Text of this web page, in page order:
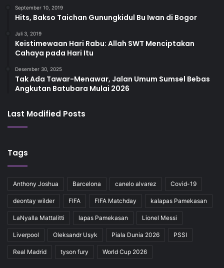
September 10, 2019
Hits, Bakso Taichan Gunungkidul Bu Iwan di Bogor
Juli 3, 2019
Keistimewaan Hari Rabu: Allah SWT Menciptakan
Cahaya pada Hari Itu
Desember 30, 2025
Tak Ada Tawar-Menawar, Jalan Umum Sumsel Bebas
Angkutan Batubara Mulai 2026
Last Modified Posts
Tags
Anthony Joshua Barcelona canelo alvarez Covid-19
deontay wilder FIFA FIFA Matchday kalapas Pamekasan
LaNyalla Mattalitti lapas Pamekasan Lionel Messi
Liverpool Oleksandr Usyk Piala Dunia 2026 PSSI
Real Madrid tyson fury World Cup 2026